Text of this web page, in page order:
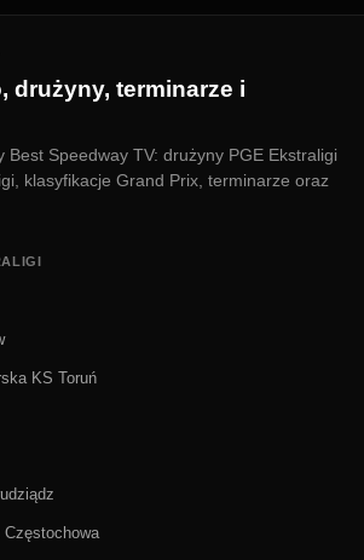
drużyny, terminarze i
Best Speedway TV: drużyny PGE Ekstraligi
klasyfikacje Grand Prix, terminarze oraz
KS Toruń
Częstochowa